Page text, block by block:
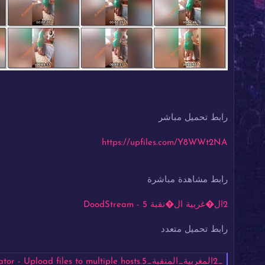
رابط تحميل مباشر
https://upfiles.com/Y8WWt2NA
رابط مشاهدة مباشرة
2ال�غربية ال�نقبة 5 - DoodStream
رابط تحميل متعدد
_2المغربية_المنقبة_5.mp4 - Mirrored.to - Mirrorcreator - Upload files to multiple hosts